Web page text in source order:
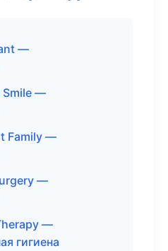
—
Smile —
Family —
—
—
гигиена